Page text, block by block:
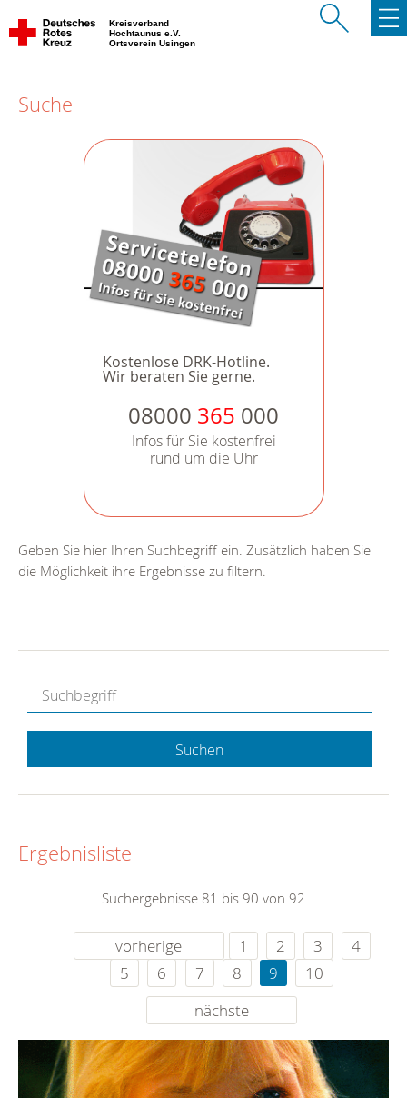
Kreisverband
Hochtaunus e.V.
Ortsverein Usingen
Suche
Kostenlose DRK-Hotline.
Wir beraten Sie gerne.
08000 365 000
Infos für Sie kostenfrei
rund um die Uhr
Geben Sie hier Ihren Suchbegriff ein. Zusätzlich haben Sie
die Möglichkeit ihre Ergebnisse zu filtern.
Suchen
Ergebnisliste
Suchergebnisse 81 bis 90 von 92
vorherige 1 2 3
4
5
6 7 8 9
10
nächste